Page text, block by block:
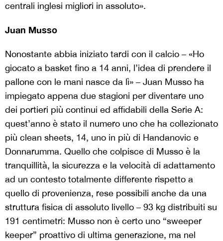
centrali inglesi migliori in assoluto».
Juan Musso
Nonostante abbia iniziato tardi con il calcio – «Ho
giocato a basket fino a 14 anni, l’idea di prendere il
pallone con le mani nasce da lì» – Juan Musso ha
impiegato appena due stagioni per diventare uno
dei portieri più continui ed affidabili della Serie A:
quest’anno è stato il numero uno che ha collezionato
più clean sheets, 14, uno in più di Handanovic e
Donnarumma. Quello che colpisce di Musso è la
tranquillità, la sicurezza e la velocità di adattamento
ad un contesto totalmente differente rispetto a
quello di provenienza, rese possibili anche da una
struttura fisica di assoluto livello – 93 kg distribuiti su
191 centimetri: Musso non è certo uno “sweeper
keeper” proattivo di ultima generazione, ma nel